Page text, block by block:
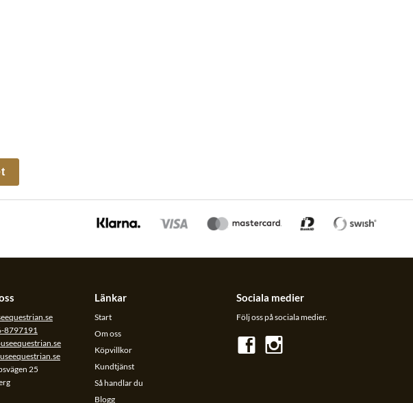
8797191
25
Länkar
Start
Om oss
Köpvillkor
Kundtjänst
Så handlar du
Blogg
Sociala medier
Följ oss på sociala medier.